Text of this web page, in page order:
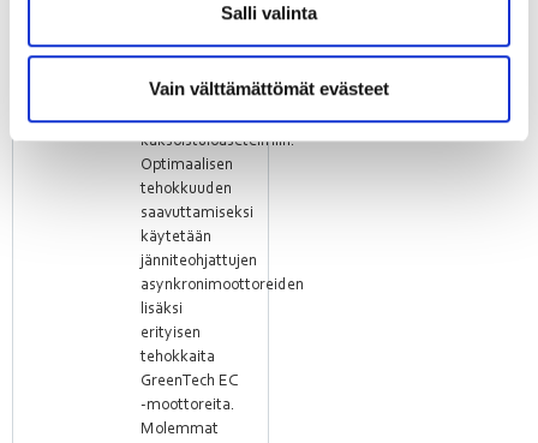
Salli valinta
Vain välttämättömät evästeet
juoksupyörät
joko yksittäis-
tai
kaksoistuloasetelmiin.
Optimaalisen
tehokkuuden
saavuttamiseksi
käytetään
jänniteohjattujen
asynkronimoottoreiden
lisäksi
erityisen
tehokkaita
GreenTech EC
-moottoreita.
Molemmat